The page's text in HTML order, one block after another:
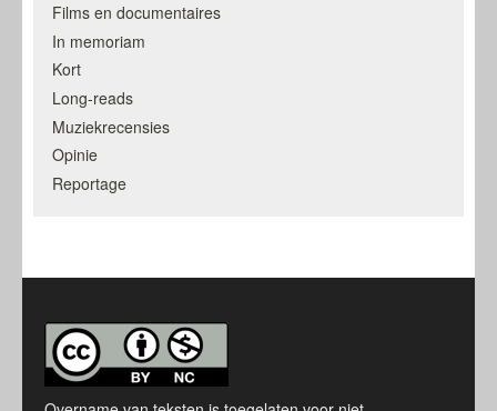
Films en documentaires
In memoriam
Kort
Long-reads
Muziekrecensies
Opinie
Reportage